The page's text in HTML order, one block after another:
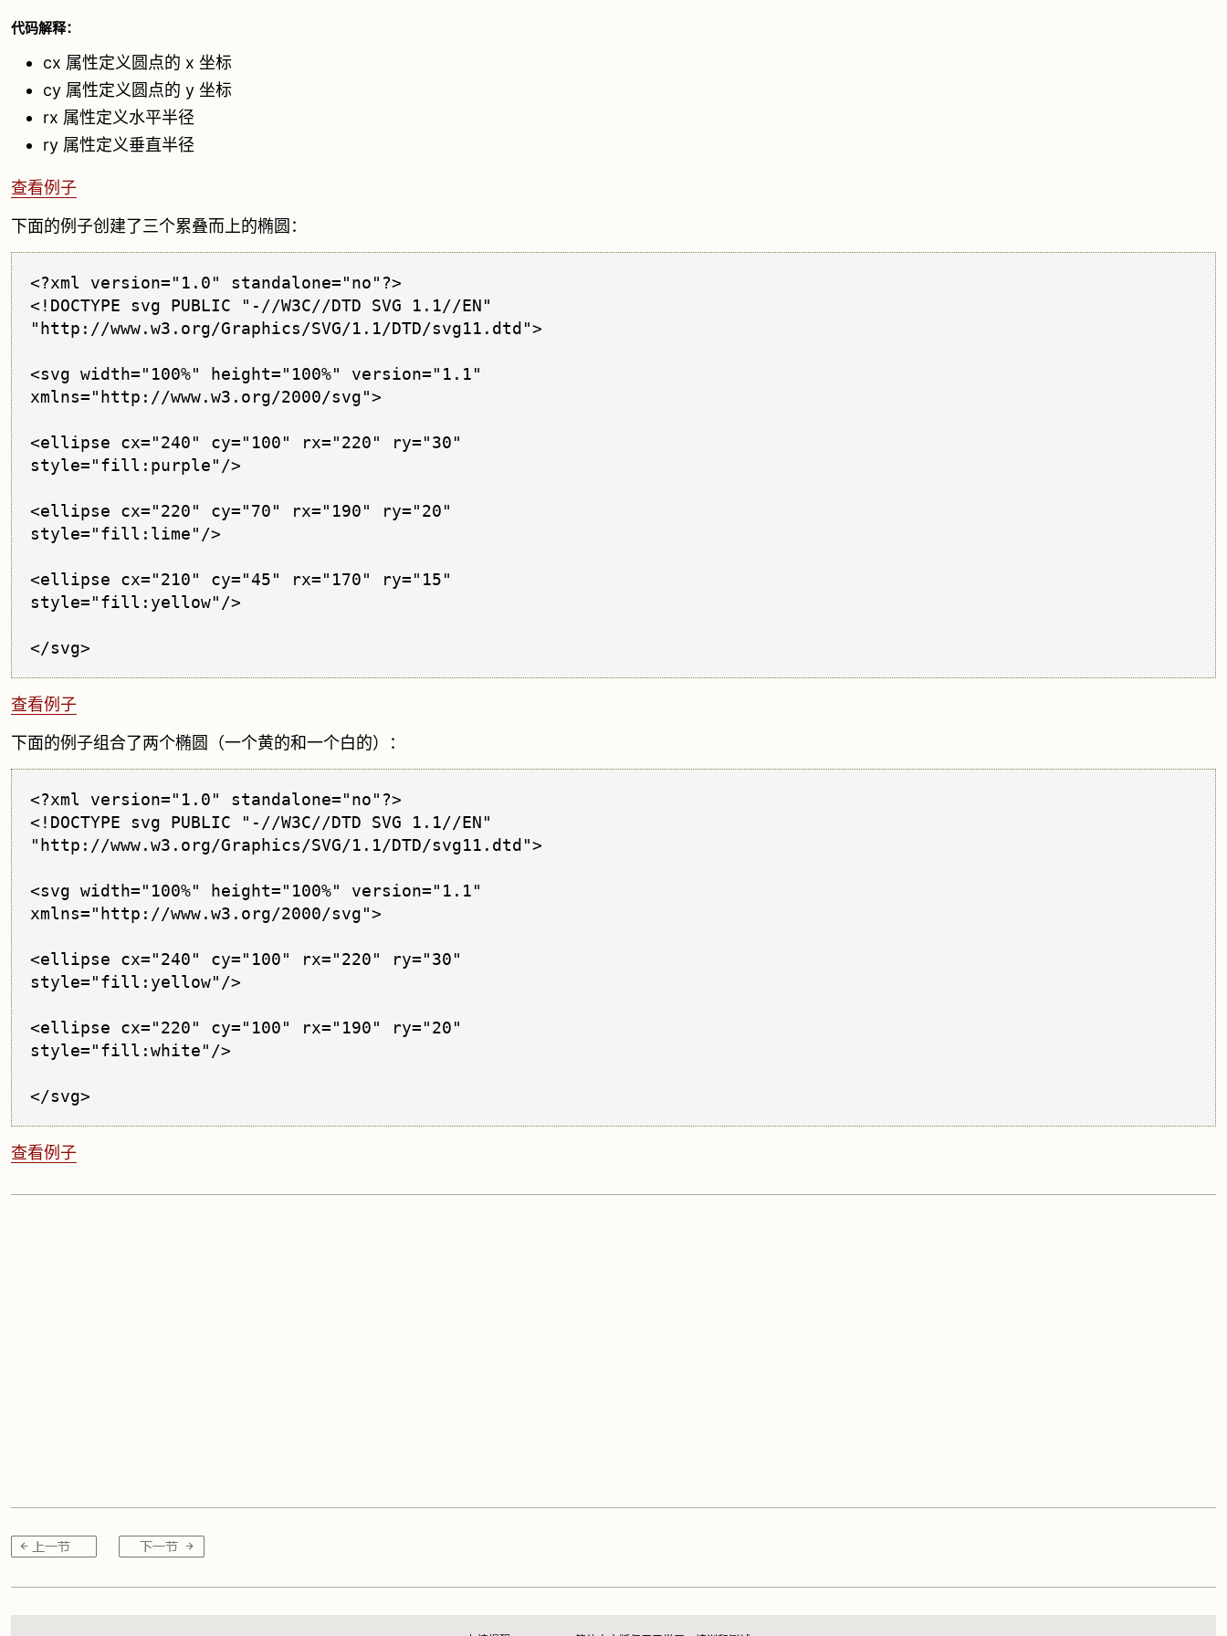
代码解释：
cx 属性定义圆点的 x 坐标
cy 属性定义圆点的 y 坐标
rx 属性定义水平半径
ry 属性定义垂直半径
查看例子
下面的例子创建了三个累叠而上的椭圆：
<?xml version="1.0" standalone="no"?>
<!DOCTYPE svg PUBLIC "-//W3C//DTD SVG 1.1//EN"
"http://www.w3.org/Graphics/SVG/1.1/DTD/svg11.dtd">
<svg width="100%" height="100%" version="1.1"
xmlns="http://www.w3.org/2000/svg">
<ellipse cx="240" cy="100" rx="220" ry="30"
style="fill:purple"/>
<ellipse cx="220" cy="70" rx="190" ry="20"
style="fill:lime"/>
<ellipse cx="210" cy="45" rx="170" ry="15"
style="fill:yellow"/>
</svg>
查看例子
下面的例子组合了两个椭圆（一个黄的和一个白的）：
<?xml version="1.0" standalone="no"?>
<!DOCTYPE svg PUBLIC "-//W3C//DTD SVG 1.1//EN"
"http://www.w3.org/Graphics/SVG/1.1/DTD/svg11.dtd">
<svg width="100%" height="100%" version="1.1"
xmlns="http://www.w3.org/2000/svg">
<ellipse cx="240" cy="100" rx="220" ry="30"
style="fill:yellow"/>
<ellipse cx="220" cy="100" rx="190" ry="20"
style="fill:white"/>
</svg>
查看例子